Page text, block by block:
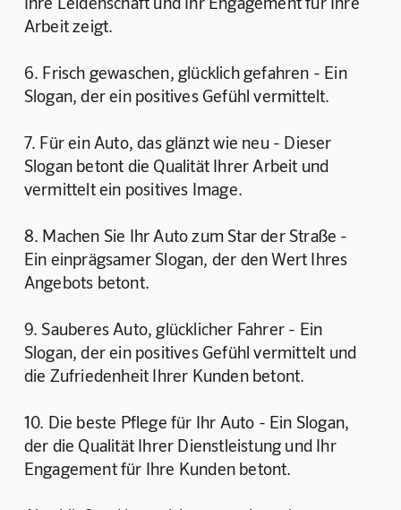
Arbeit zeigt.
6. Frisch gewaschen, glücklich gefahren - Ein
Slogan, der ein positives Gefühl vermittelt.
7. Für ein Auto, das glänzt wie neu - Dieser
Slogan betont die Qualität Ihrer Arbeit und
vermittelt ein positives Image.
8. Machen Sie Ihr Auto zum Star der Straße -
Ein einprägsamer Slogan, der den Wert Ihres
Angebots betont.
9. Sauberes Auto, glücklicher Fahrer - Ein
Slogan, der ein positives Gefühl vermittelt und
die Zufriedenheit Ihrer Kunden betont.
10. Die beste Pflege für Ihr Auto - Ein Slogan,
der die Qualität Ihrer Dienstleistung und Ihr
Engagement für Ihre Kunden betont.